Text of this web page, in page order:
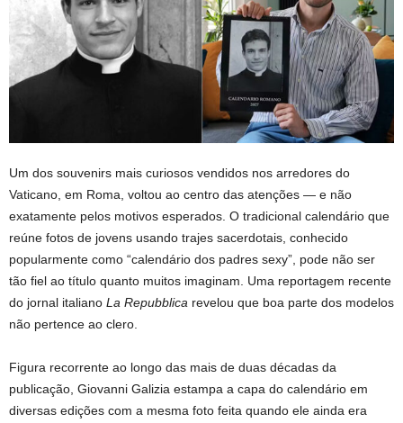
Um dos souvenirs mais curiosos vendidos nos arredores do
Vaticano, em Roma, voltou ao centro das atenções — e não
exatamente pelos motivos esperados. O tradicional calendário que
reúne fotos de jovens usando trajes sacerdotais, conhecido
popularmente como “calendário dos padres sexy”, pode não ser
tão fiel ao título quanto muitos imaginam. Uma reportagem recente
do jornal italiano La Repubblica revelou que boa parte dos modelos
não pertence ao clero.
Figura recorrente ao longo das mais de duas décadas da
publicação, Giovanni Galizia estampa a capa do calendário em
diversas edições com a mesma foto feita quando ele ainda era